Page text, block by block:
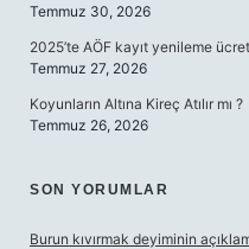
Temmuz 30, 2026
2025’te AÖF kayıt yenileme
Temmuz 27, 2026
Koyunların Altına Kireç Atılır mı ?
Temmuz 26, 2026
SON YORUMLAR
Burun kıvırmak deyiminin